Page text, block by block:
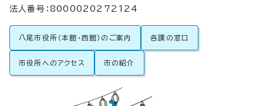
法人番号：8000020272124
八尾市役所（本館・西館）のご案内 各課の窓口
市役所へのアクセス 市の紹介